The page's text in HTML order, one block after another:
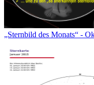
„Sternbild des Monats“ -